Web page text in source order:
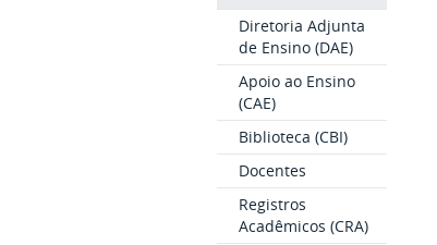
Diretoria Adjunta
de Ensino (DAE)
Apoio ao Ensino
(CAE)
Biblioteca (CBI)
Docentes
Registros
Acadêmicos (CRA)